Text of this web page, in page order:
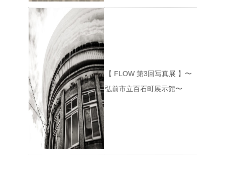
【 FLOW 第3回写真展 】〜
弘前市立百石町展示館〜